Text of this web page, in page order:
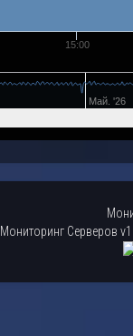
15:00
Май. '26
Мониторинг Серверов